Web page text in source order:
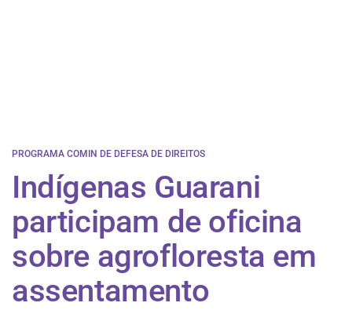
PROGRAMA COMIN DE DEFESA DE DIREITOS
Indígenas Guarani
participam de oficina
sobre agrofloresta em
assentamento